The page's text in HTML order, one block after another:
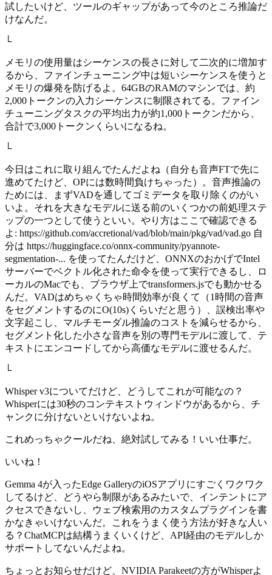
試したいけど、ツールのギャップがあって今のところ推論だ
けなんだ。
└
メモリの使用量はシーケンスの長さに対して二次的に増加す
るから、ファインチューニング中は短いシーケンスを使うと
メモリの爆発を防げるよ。64GBのRAMのマシンでは、約
2,000トークンの入力シーケンスに制限されてる。ファイン
チューニングタスクの平均出力が約1,000トークンだから、
合計で3,000トークンくらいになるね。
└
今日はこれに取り組んでたんだよね（自分も音声FTで先に
進めてたけど、OPには数時間負けちゃった）。音声推論の
ためには、まずVADを通してゴミデータを取り除くのがい
いよ。それを大きなモデルに送る前のいくつかの前処理ステ
ップの一つとして使うといい。やり方はここで確認できる
よ: https://github.com/accretional/vad/blob/main/pkg/vad/vad.go 自
分は https://huggingface.co/onnx-community/pyannote-
segmentation-... を使ってたんだけど、ONNXのおかげでIntel
サーバーでベクトル化された命令を使って実行できるし、ロ
ーカルのMacでも、ブラウザ上でtransformers.jsでも動かせる
んだ。VADはめちゃくちゃ時間効率が良くて（1時間の音声
をセグメントするのにO(10s)くらいだと思う）、誤検出率や
文字起こし、マルチモーダル推論のコストを減らせるから、
セグメント化した小さな音声を別の専門モデルに渡して、テ
キストにエンコードしてから高価なモデルに渡せるんだ。
└
Whisper v3についてだけど、どうしてこれが可能なの？
Whisperには30秒のコンテキストウィンドウがあるから、チ
ャンクに分けないといけないよね。
これめっちゃクールだね、絶対試してみる！いい仕事だ。
いいね！
Gemma 4が入ったEdge GalleryのiOSアプリにすごくワクワク
してるけど、どうやら制限があるみたいで、インテントにア
クセスできないし、ウェブ検索用のカスタムプラグインを書
かなきゃいけないんだ。これをうまく使う方法が好きな人い
る？ChatMCPは結構うまくいくけど、API経由のモデルしか
サポートしてないんだよね。
ちょっとお知らせだけど、NVIDIA Parakeetの方がWhisperよ